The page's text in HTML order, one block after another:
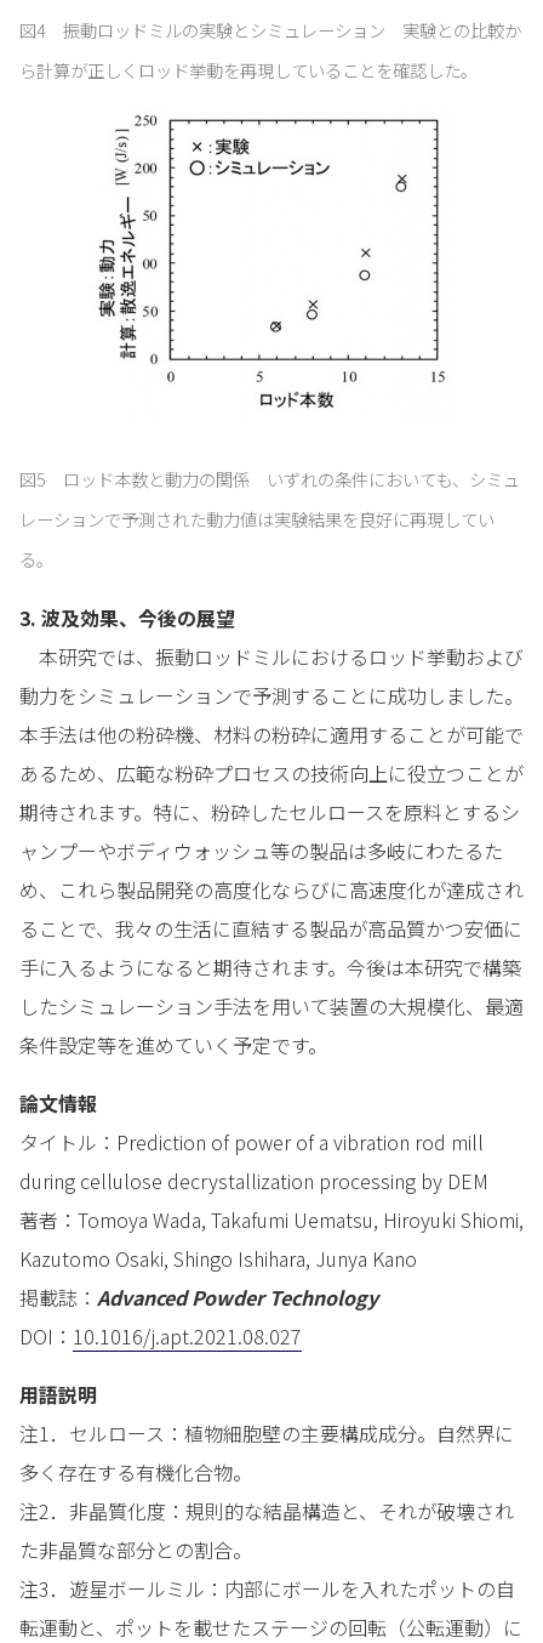
図4 振動ロッドミルの実験とシミュレーション 実験との比較か
ら計算が正しくロッド挙動を再現していることを確認した。
図5 ロッド本数と動力の関係 いずれの条件においても、シミュ
レーションで予測された動力値は実験結果を良好に再現してい
る。
3. 波及効果、今後の展望
本研究では、振動ロッドミルにおけるロッド挙動および
動力をシミュレーションで予測することに成功しました。
本手法は他の粉砕機、材料の粉砕に適用することが可能で
あるため、広範な粉砕プロセスの技術向上に役立つことが
期待されます。特に、粉砕したセルロースを原料とするシ
ャンプーやボディウォッシュ等の製品は多岐にわたるた
め、これら製品開発の高度化ならびに高速度化が達成され
ることで、我々の生活に直結する製品が高品質かつ安価に
手に入るようになると期待されます。今後は本研究で構築
したシミュレーション手法を用いて装置の大規模化、最適
条件設定等を進めていく予定です。
論文情報
タイトル：Prediction of power of a vibration rod mill
during cellulose decrystallization processing by DEM
著者：Tomoya Wada, Takafumi Uematsu, Hiroyuki Shiomi,
Kazutomo Osaki, Shingo Ishihara, Junya Kano
掲載誌： Advanced Powder Technology
DOI： 10.1016/j.apt.2021.08.027
用語説明
注1．セルロース：植物細胞壁の主要構成成分。自然界に
多く存在する有機化合物。
注2．非晶質化度：規則的な結晶構造と、それが破壊され
た非晶質な部分との割合。
注3．遊星ボールミル：内部にボールを入れたポットの自
転運動と、ポットを載せたステージの回転（公転運動）に